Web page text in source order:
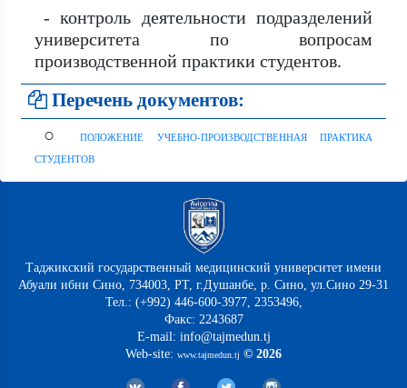
- контроль деятельности подразделений
университета по вопросам
производственной практики студентов.
Перечень документов:
○
ПОЛОЖЕНИЕ УЧЕБНО-ПРОИЗВОДСТВЕННАЯ ПРАКТИКА
СТУДЕНТОВ
Таджикский государственный медицинский университет имени
Абуали ибни Сино, 734003, РТ, г.Душанбе, р. Сино, ул.Сино 29-31
Тел.: (+992) 446-600-3977, 2353496,
Факс: 2243687
E-mail: info@tajmedun.tj
Web-site: www.tajmedun.tj © 2026